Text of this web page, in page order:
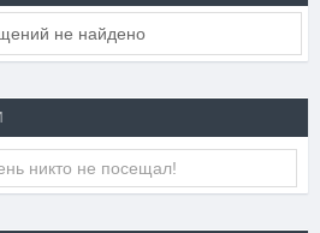
не найдено
никто не посещал!